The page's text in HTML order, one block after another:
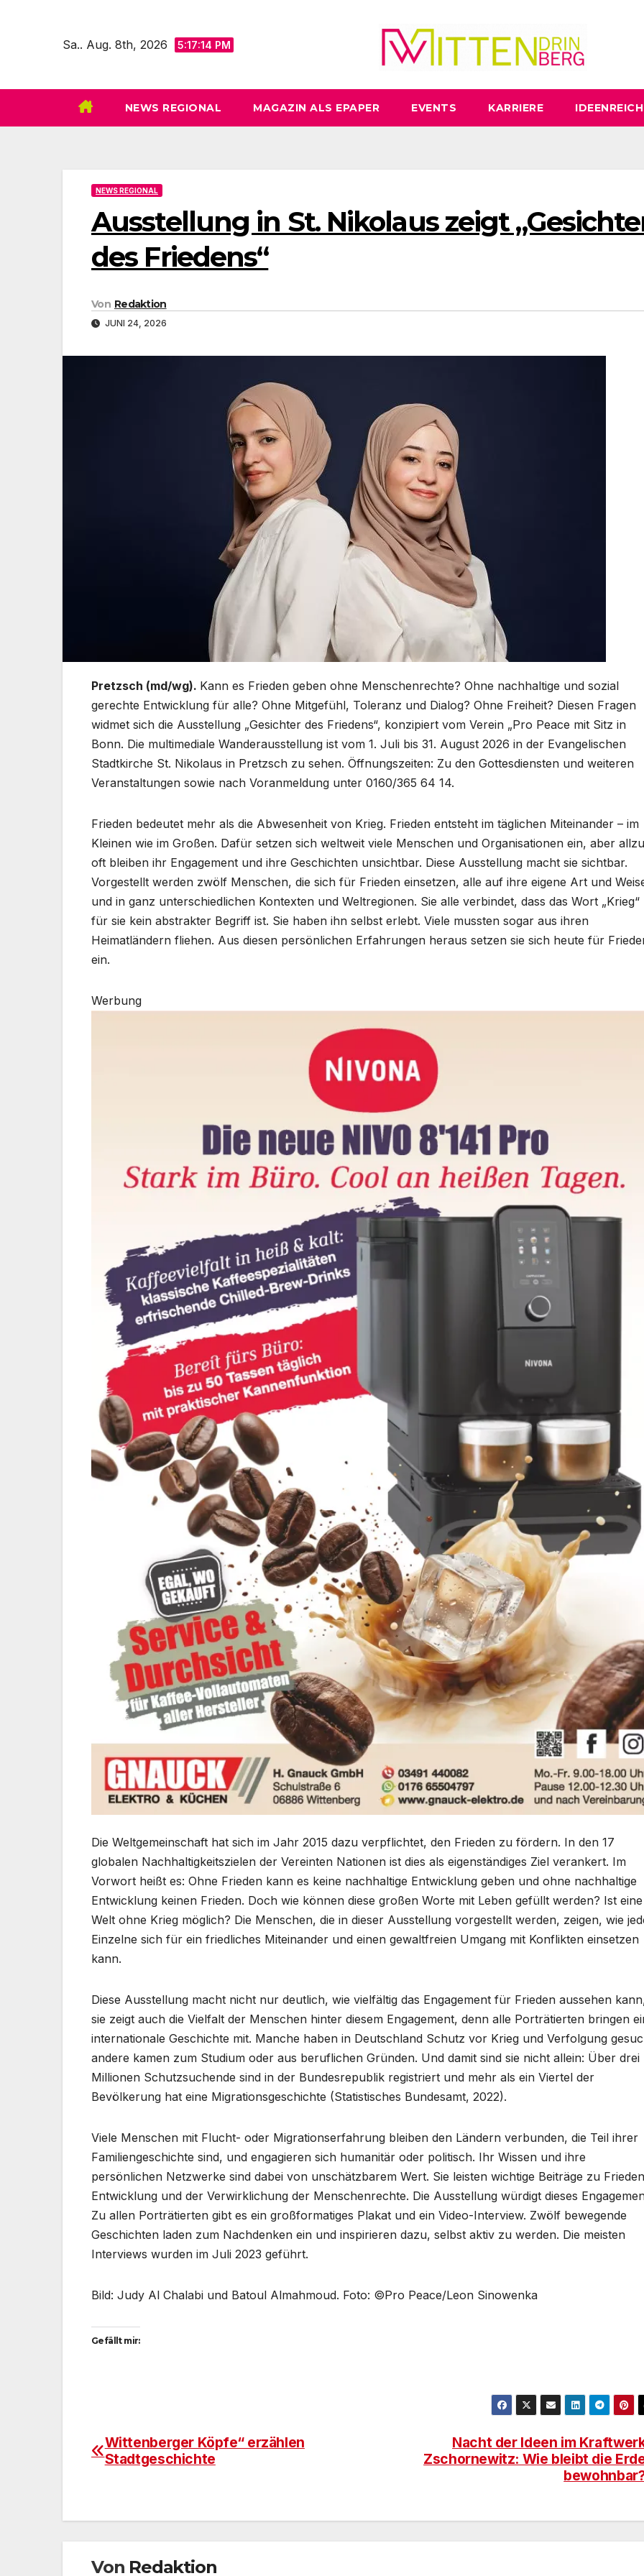
Sa.. Aug. 8th, 2026 5:17:16 PM
NEWS REGIONAL MAGAZIN ALS EPAPER EVENTS KARRIERE IDEENREICH
NEWS REGIONAL
Ausstellung in St. Nikolaus zeigt
des Friedens“
Von Redaktion
JUNI 24, 2026
Pretzsch (md/wg). Kann es Frieden geben ohne Menschenrechte? Ohne nachhaltige und sozial
gerechte Entwicklung für alle? Ohne Mitgefühl, Toleranz und Dialog? Ohne Freiheit? Diesen Fragen
widmet sich die Ausstellung „Gesichter des Friedens“, konzipiert vom Verein „Pro Peace mit Sitz in
Bonn. Die multimediale Wanderausstellung ist vom 1. Juli bis 31. August 2026 in der Evangelischen
Stadtkirche St. Nikolaus in Pretzsch zu sehen. Öffnungszeiten: Zu den Gottesdiensten und weiteren
Veranstaltungen sowie nach Voranmeldung unter 0160/365 64 14.
Frieden bedeutet mehr als die Abwesenheit von Krieg. Frieden entsteht im täglichen Miteinander – im
Kleinen wie im Großen. Dafür setzen sich weltweit viele Menschen und Organisationen ein, aber allzu
oft bleiben ihr Engagement und ihre Geschichten unsichtbar. Diese Ausstellung macht sie sichtbar.
Vorgestellt werden zwölf Menschen, die sich für Frieden einsetzen, alle auf ihre eigene Art und
und in ganz unterschiedlichen Kontexten und Weltregionen. Sie alle verbindet, dass das Wort „Krieg“
für sie kein abstrakter Begriff ist. Sie haben ihn selbst erlebt. Viele mussten sogar aus ihren
Heimatländern fliehen. Aus diesen persönlichen Erfahrungen heraus setzen sie sich heute für
ein.
Werbung
Die Weltgemeinschaft hat sich im Jahr 2015 dazu verpflichtet, den Frieden zu fördern. In den 17
globalen Nachhaltigkeitszielen der Vereinten Nationen ist dies als eigenständiges Ziel verankert. Im
Vorwort heißt es: Ohne Frieden kann es keine nachhaltige Entwicklung geben und ohne nachhaltige
Entwicklung keinen Frieden. Doch wie können diese großen Worte mit Leben gefüllt werden? Ist eine
Welt ohne Krieg möglich? Die Menschen, die in dieser Ausstellung vorgestellt werden, zeigen, wie
Einzelne sich für ein friedliches Miteinander und einen gewaltfreien Umgang mit Konflikten einsetzen
kann.
Diese Ausstellung macht nicht nur deutlich, wie vielfältig das Engagement für Frieden aussehen
sie zeigt auch die Vielfalt der Menschen hinter diesem Engagement, denn alle Porträtierten bringen
internationale Geschichte mit. Manche haben in Deutschland Schutz vor Krieg und Verfolgung
andere kamen zum Studium oder aus beruflichen Gründen. Und damit sind sie nicht allein: Über drei
Millionen Schutzsuchende sind in der Bundesrepublik registriert und mehr als ein Viertel der
Bevölkerung hat eine Migrationsgeschichte (Statistisches Bundesamt, 2022).
Viele Menschen mit Flucht- oder Migrationserfahrung bleiben den Ländern verbunden, die Teil ihrer
Familiengeschichte sind, und engagieren sich humanitär oder politisch. Ihr Wissen und ihre
persönlichen Netzwerke sind dabei von unschätzbarem Wert. Sie leisten wichtige Beiträge zu
Entwicklung und der Verwirklichung der Menschenrechte. Die Ausstellung würdigt dieses
Zu allen Porträtierten gibt es ein großformatiges Plakat und ein Video-Interview. Zwölf bewegende
Geschichten laden zum Nachdenken ein und inspirieren dazu, selbst aktiv zu werden. Die meisten
Interviews wurden im Juli 2023 geführt.
Bild: Judy Al Chalabi und Batoul Almahmoud. Foto: ©Pro Peace/Leon Sinowenka
Gefällt mir:
Beitragsnavigation
Nacht der Ideen im
Zschornewitz: Wie bleibt die
Wittenberger Köpfe“ erzählen
Stadtgeschichte
Von Redaktion